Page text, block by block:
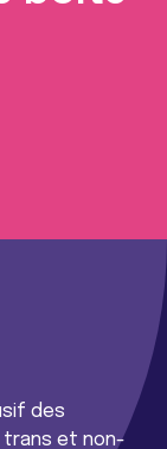
des
trans et non-